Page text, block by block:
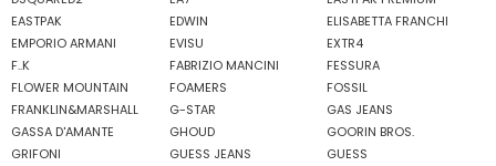
EASTPAK
EDWIN
ELISABETTA FRANCHI
EMPORIO ARMANI
EVISU
EXTR4
F..K
FABRIZIO MANCINI
FESSURA
FLOWER MOUNTAIN
FOAMERS
FOSSIL
FRANKLIN&MARSHALL
G-STAR
GAS JEANS
GASSA D'AMANTE
GHOUD
GOORIN BROS.
GRIFONI
GUESS JEANS
GUESS